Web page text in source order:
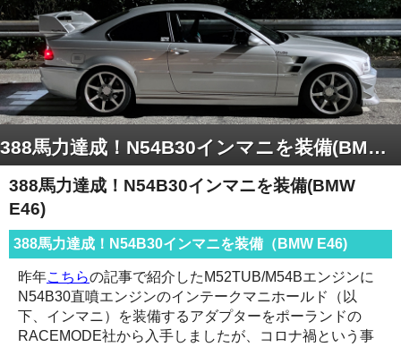
388馬力達成！N54B30インマニを装備(BMW E46)
388馬力達成！N54B30インマニを装備(BMW
E46)
388馬力達成！N54B30インマニを装備（BMW E46)
昨年こちらの記事で紹介したM52TUB/M54Bエンジンに
N54B30直噴エンジンのインテークマニホールド（以
下、インマニ）を装備するアダプターをポーランドの
RACEMODE社から入手しましたが、コロナ禍という事